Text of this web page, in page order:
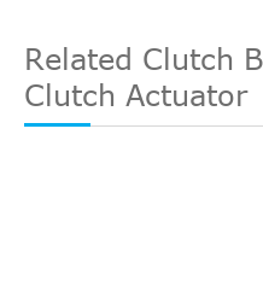
Related Clutch
Clutch Actuator